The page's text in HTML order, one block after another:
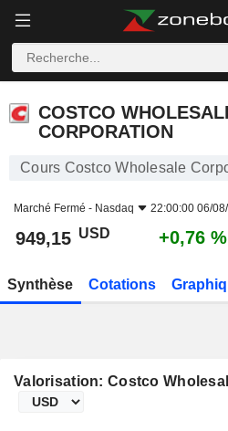
COSTCO
CORPORATION
Cours Costco Wholesale
Marché Fermé - Nasdaq 22:00:00 06/
949,15 USD +0,76 %
Synthèse Cotations
Valorisation: Costco